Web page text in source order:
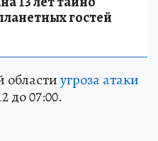
гостей
угроза атаки
до 07:00.